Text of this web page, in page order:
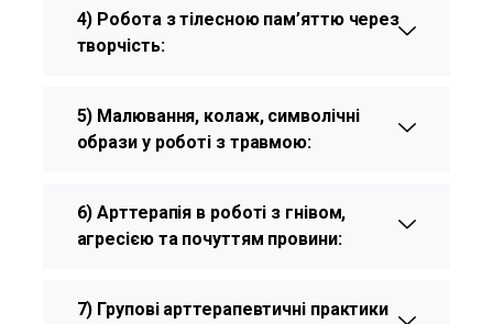
4) Робота з тілесною пам’яттю через
творчість:
5) Малювання, колаж, символічні
образи у роботі з травмою:
6) Арттерапія в роботі з гнівом,
агресією та почуттям провини:
7) Групові арттерапевтичні практики